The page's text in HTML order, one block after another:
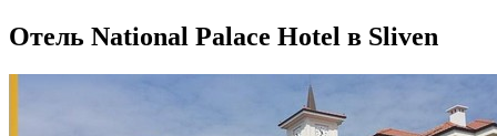
Отель National Palace Hotel в Sliven